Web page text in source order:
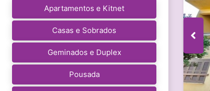
Apartamentos e Kitnet
Casas e Sobrados
Geminados e Duplex
Pousada